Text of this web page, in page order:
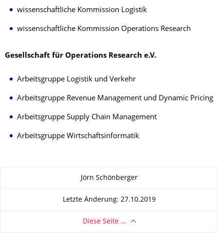
wissenschaftliche Kommission Logistik
wissenschaftliche Kommission Operations Research
Gesellschaft für Operations Research e.V.
Arbeitsgruppe Logistik und Verkehr
Arbeitsgruppe Revenue Management und Dynamic Pricing
Arbeitsgruppe Supply Chain Management
Arbeitsgruppe Wirtschaftsinformatik
Jörn Schönberger
Letzte Änderung: 27.10.2019
Diese Seite …